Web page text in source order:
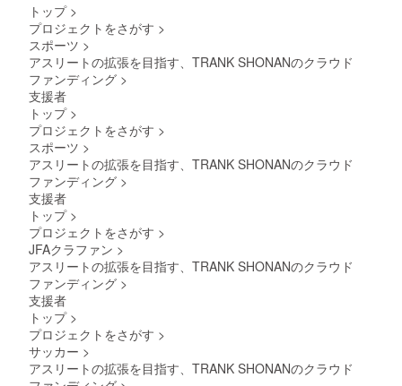
れない
「掲載
なし」
トップ >
プロジェクトをさがす >
スポーツ >
アスリートの拡張を目指す、TRANK SHONANのクラウド
ファンディング >
支援者
トップ >
プロジェクトをさがす >
スポーツ >
アスリートの拡張を目指す、TRANK SHONANのクラウド
ファンディング >
支援者
トップ >
プロジェクトをさがす >
JFAクラファン >
アスリートの拡張を目指す、TRANK SHONANのクラウド
ファンディング >
支援者
トップ >
プロジェクトをさがす >
サッカー >
アスリートの拡張を目指す、TRANK SHONANのクラウド